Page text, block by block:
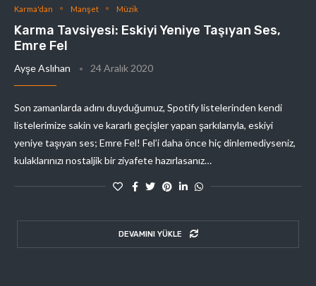
Karma'dan Manşet Müzik
Karma Tavsiyesi: Eskiyi Yeniye Taşıyan Ses,
Emre Fel
Ayşe Aslıhan 24 Aralık 2020
Son zamanlarda adını duyduğumuz, Spotify listelerinden kendi
listelerimize sakin ve kararlı geçişler yapan şarkılarıyla, eskiyi
yeniye taşıyan ses; Emre Fel! Fel’i daha önce hiç dinlemediyseniz,
kulaklarınızı nostaljik bir ziyafete hazırlasanız…
DEVAMINI YÜKLE